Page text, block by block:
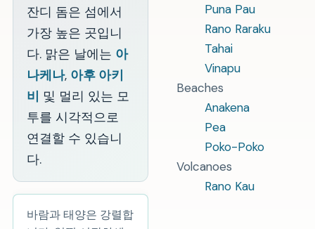
Puna Pau
Rano Raraku
Tahai
Vinapu
Beaches
Anakena
Pea
Poko-Poko
Volcanoes
Rano Kau
잔디 돔은 섬에서
가장 높은 곳입니
다. 맑은 날에는 아
나케나, 아후 아키
비 및 멀리 있는 모
투를 시각적으로
연결할 수 있습니
다.
바람과 태양은 강렬합